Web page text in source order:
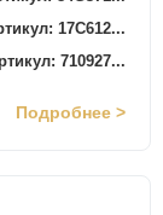
17C612...
710927...
Подробнее >